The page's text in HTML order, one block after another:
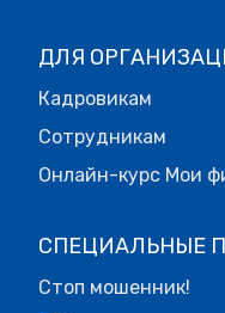
ДЛЯ
Кадровикам
Сотрудникам
Онлайн-курс Мои
СПЕЦИАЛЬНЫЕ
Стоп мошенник!